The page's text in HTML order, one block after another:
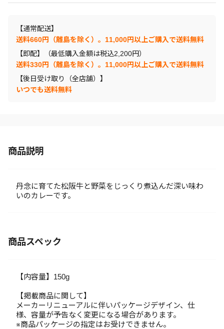
【通常配送】
送料660円（離島を除く）。11,000円以上ご購入で送料無料
【即配】（最低購入金額は税込2,200円）
送料330円（離島を除く）。11,000円以上ご購入で送料無料
【後日受け取り（全店舗）】
いつでも送料無料
商品説明
丹念に育てた松阪牛と野菜をじっくり煮込んだ深い味わ
いのカレーです。
商品スペック
【内容量】150g
【掲載商品に関して】
メーカーリニューアルに伴いパッケージデザイン、仕
様、容量が予告なく変更になる場合があります。
※商品パッケージの指定はお受けできません。